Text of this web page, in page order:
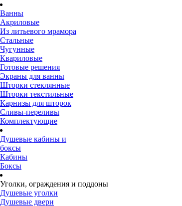
Ванны
Акриловые
Из литьевого мрамора
Стальные
Чугунные
Квариловые
Готовые решения
Экраны для ванны
Шторки стеклянные
Шторки текстильные
Карнизы для шторок
Сливы-переливы
Комплектующие
Душевые кабины и
боксы
Кабины
Боксы
Уголки, ограждения и поддоны
Душевые уголки
Душевые двери